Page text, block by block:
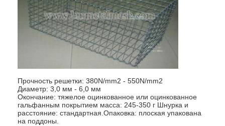
Прочность решетки: 380N/mm2 - 550N/mm2
Диаметр: 3,0 мм - 6,0 мм
Окончание: тяжелое оцинкованное или оцинкованное
гальфанным покрытием масса: 245-350 г Шнурка и
расстояние: стандартная.Опаковка: плоская упакована
на поддоны.